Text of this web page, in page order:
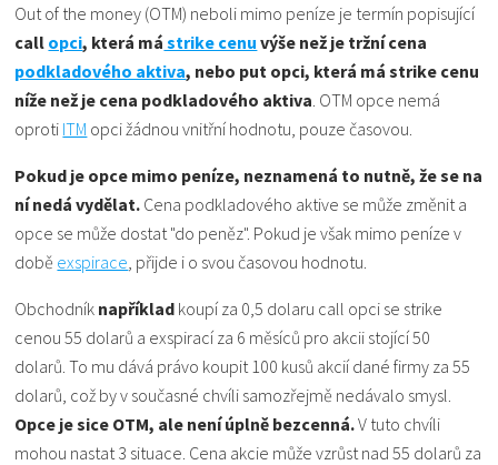
Out of the money (OTM) neboli mimo peníze je termín popisující
call opci, která má strike cenu výše než je tržní cena
podkladového aktiva, nebo put opci, která má strike cenu
níže než je cena podkladového aktiva . OTM opce nemá
oproti ITM opci žádnou vnitřní hodnotu, pouze časovou.
Pokud je opce mimo peníze, neznamená to nutně, že se na
ní nedá vydělat. Cena podkladového aktive se může změnit a
opce se může dostat "do peněz". Pokud je však mimo peníze v
době exspirace , přijde i o svou časovou hodnotu.
Obchodník například koupí za 0,5 dolaru call opci se strike
cenou 55 dolarů a exspirací za 6 měsíců pro akcii stojící 50
dolarů. To mu dává právo koupit 100 kusů akcií dané firmy za 55
dolarů, což by v současné chvíli samozřejmě nedávalo smysl.
Opce je sice OTM, ale není úplně bezcenná.V tuto chvíli
mohou nastat 3 situace. Cena akcie může vzrůst nad 55 dolarů za